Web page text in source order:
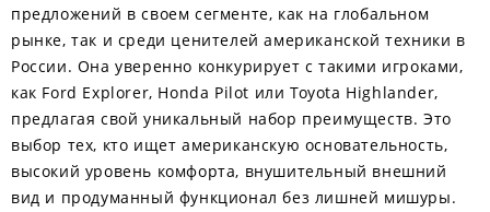
предложений в своем сегменте, как на глобальном
рынке, так и среди ценителей американской техники в
России. Она уверенно конкурирует с такими игроками,
как Ford Explorer, Honda Pilot или Toyota Highlander,
предлагая свой уникальный набор преимуществ. Это
выбор тех, кто ищет американскую основательность,
высокий уровень комфорта, внушительный внешний
вид и продуманный функционал без лишней мишуры.